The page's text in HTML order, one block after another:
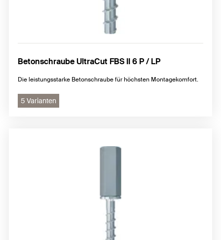
Betonschraube UltraCut FBS II 6 P / LP
Die leistungsstarke Betonschraube für höchsten Montagekomfort.
5 Varianten